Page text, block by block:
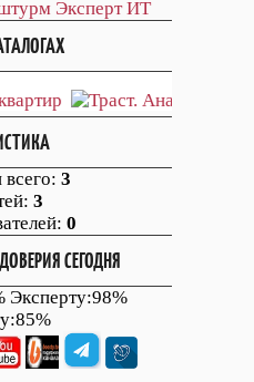
Эксперт ИТ
3
3
0
СЕГОДНЯ
Эксперту:98%